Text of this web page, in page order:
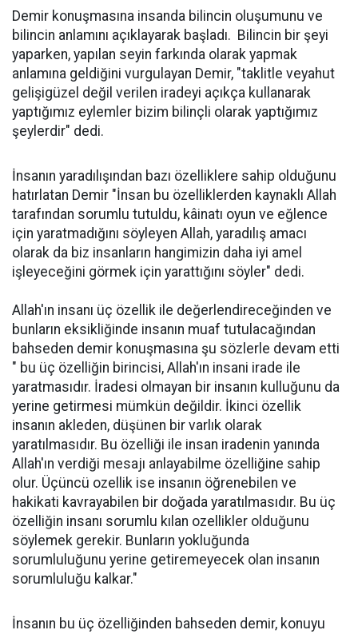
Demir konuşmasına insanda bilincin oluşumunu ve
bilincin anlamını açıklayarak başladı. Bilincin bir şeyi
yaparken, yapılan seyin farkında olarak yapmak
anlamına geldiğini vurgulayan Demir, "taklitle veyahut
gelişigüzel değil verilen iradeyi açıkça kullanarak
yaptığımız eylemler bizim bilinçli olarak yaptığımız
şeylerdir" dedi.
İnsanın yaradılışından bazı özelliklere sahip olduğunu
hatırlatan Demir "İnsan bu özelliklerden kaynaklı Allah
tarafından sorumlu tutuldu, kâinatı oyun ve eğlence
için yaratmadığını söyleyen Allah, yaradılış amacı
olarak da biz insanların hangimizin daha iyi amel
işleyeceğini görmek için yarattığını söyler" dedi.
Allah'ın insanı üç özellik ile değerlendireceğinden ve
bunların eksikliğinde insanın muaf tutulacağından
bahseden demir konuşmasına şu sözlerle devam etti
" bu üç özelliğin birincisi, Allah'ın insani irade ile
yaratmasıdır. İradesi olmayan bir insanın kulluğunu da
yerine getirmesi mümkün değildir. İkinci özellik
insanın akleden, düşünen bir varlık olarak
yaratılmasıdır. Bu özelliği ile insan iradenin yanında
Allah'ın verdiği mesajı anlayabilme özelliğine sahip
olur. Üçüncü ozellik ise insanın öğrenebilen ve
hakikati kavrayabilen bir doğada yaratılmasıdır. Bu üç
özelliğin insanı sorumlu kılan ozellikler olduğunu
söylemek gerekir. Bunların yokluğunda
sorumluluğunu yerine getiremeyecek olan insanın
sorumluluğu kalkar."
İnsanın bu üç özelliğinden bahseden demir, konuyu